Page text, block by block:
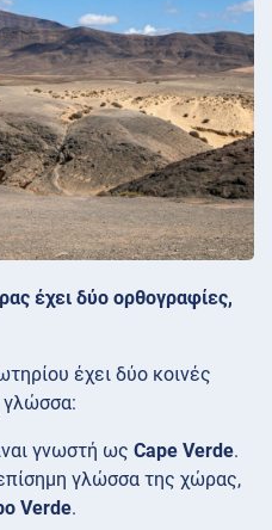
έχει δύο ορθογραφίες,
έχει δύο κοινές
γλώσσα:
γνωστή ως Cape Verde.
γλώσσα της χώρας,
Verde.